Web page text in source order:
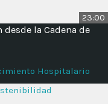
23:00
la Cadena de
Hospitalario